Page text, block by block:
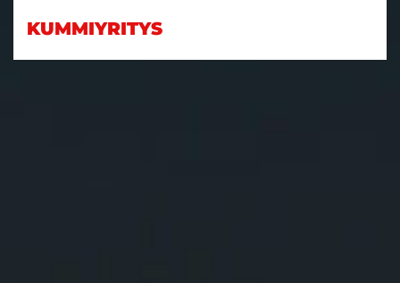
KUMMIYRITYS